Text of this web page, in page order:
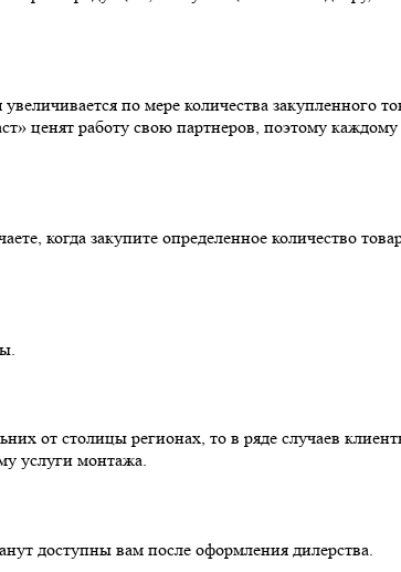
по мере количества закупленного
ценят работу свою партнеров, поэтому
когда закупите определенное количество
от столицы регионах, то в ряде случаев
услуги монтажа.
доступны вам после оформления дилерства.